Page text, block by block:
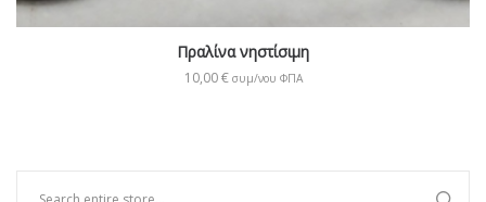
Πραλίνα νηστίσιμη
10,00€ συμ/νου ΦΠΑ